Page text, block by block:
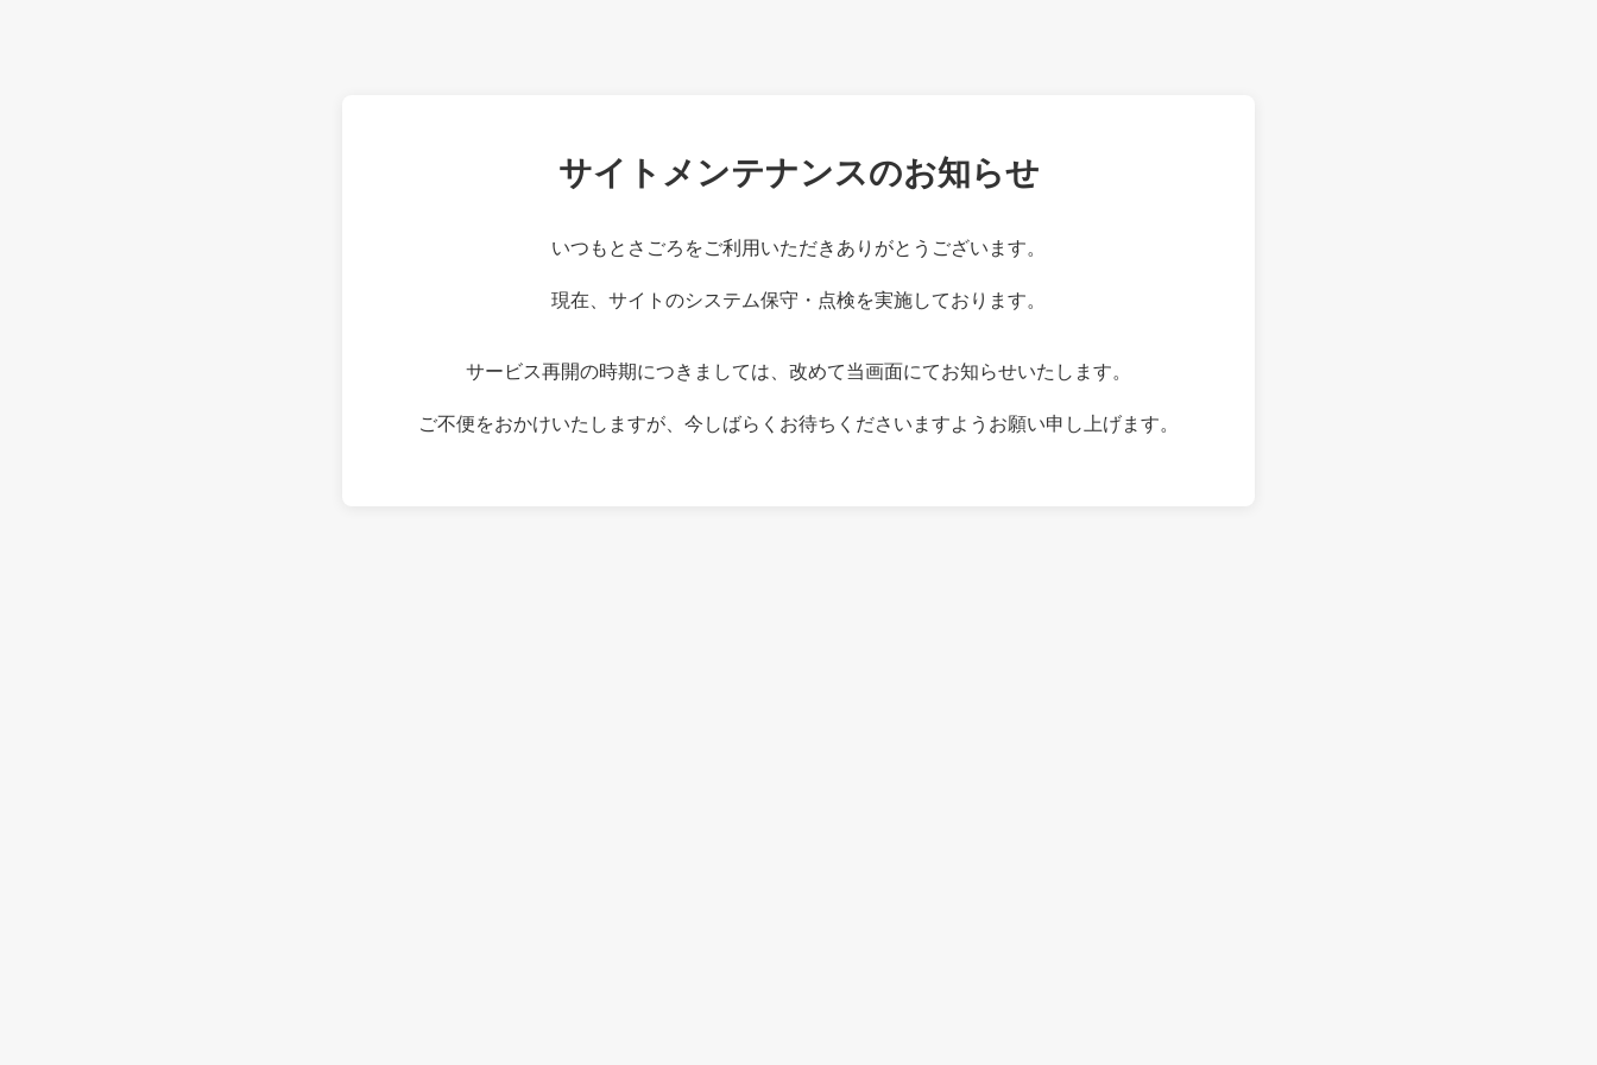
サイトメンテナンスのお知らせ
いつもとさごろをご利用いただきありがとうございます。
現在、サイトのシステム保守・点検を実施しております。
サービス再開の時期につきましては、改めて当画面にてお知らせいたします。
ご不便をおかけいたしますが、今しばらくお待ちくださいますようお願い申し上げます。